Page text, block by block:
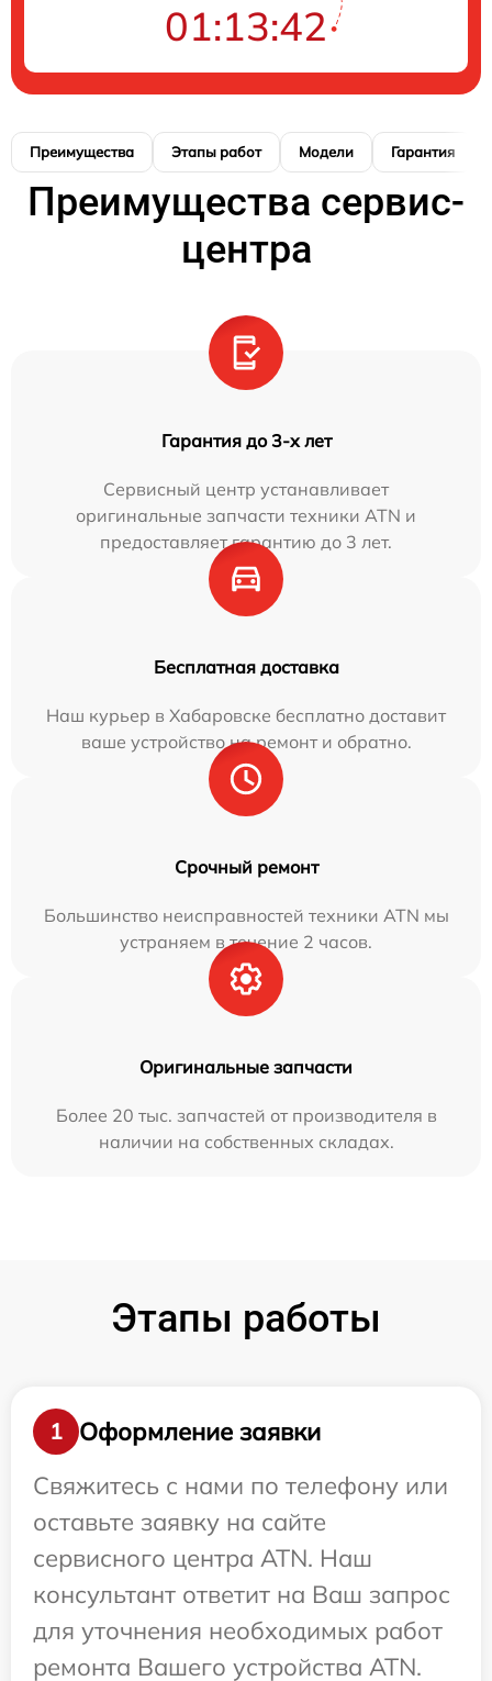
01:13:41
Преимущества Этапы работ Модели Гарантия
Преимущества сервис-
центра
Гарантия до 3-х лет
Сервисный центр устанавливает
оригинальные запчасти техники ATN и
предоставляет гарантию до 3 лет.
Бесплатная доставка
Наш курьер в Хабаровске бесплатно доставит
ваше устройство на ремонт и обратно.
Срочный ремонт
Большинство неисправностей техники ATN мы
устраняем в течение 2 часов.
Оригинальные запчасти
Более 20 тыс. запчастей от производителя в
наличии на собственных складах.
Этапы работы
1
Оформление заявки
Свяжитесь с нами по телефону или
оставьте заявку на сайте
сервисного центра ATN. Наш
консультант ответит на Ваш запрос
для уточнения необходимых работ
ремонта Вашего устройства ATN.